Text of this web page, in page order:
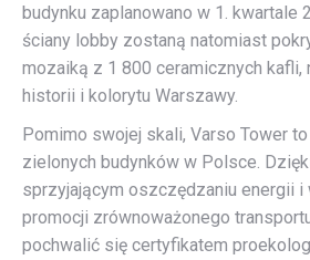
budynku zaplanowano w 1. kwartale
ściany lobby zostaną natomiast
mozaiką z 1 800 ceramicznych kafli,
historii i kolorytu Warszawy.
Pomimo swojej skali, Varso Tower
zielonych budynków w Polsce.
sprzyjającym oszczędzaniu energii i
promocji zrównoważonego
pochwalić się certyfikatem